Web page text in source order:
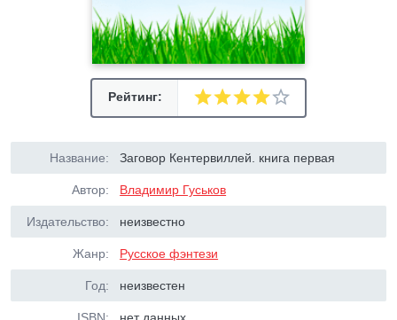
Рейтинг:
Название: Заговор Кентервиллей. книга первая
Автор: Владимир Гуськов
Издательство: неизвестно
Жанр: Русское фэнтези
Год: неизвестен